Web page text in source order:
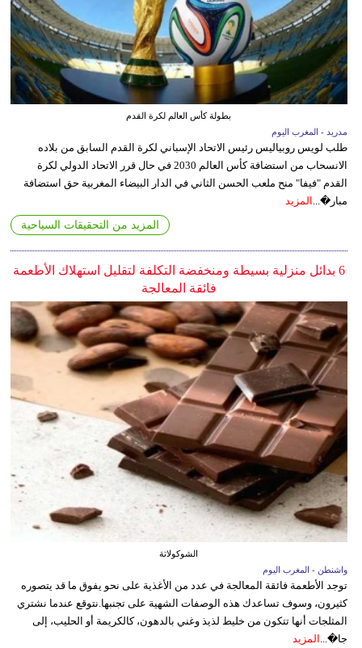
بطولة كأس العالم لكرة القدم
مدريد - المغرب اليوم
طلب لويس روبياليس رئيس الاتحاد الإسباني لكرة القدم السابق من بلاده
الانسحاب من استضافة كأس العالم 2030 في حال قرر الاتحاد الدولي لكرة
القدم "فيفا" منح ملعب الحسن الثاني في الدار البيضاء المغربية حق استضافة
مبار�... المزيد
المزيد من التحقيقات السياحية
6 بدائل منزلية بسيطة ومنخفضة التكلفة لتقليل استهلاك الأطعمة
فائقة المعالجة
الشوكولاتة
واشنطن - المغرب اليوم
توجد الأطعمة فائقة المعالجة في عدد من الأغذية على نحو يفوق ما قد يتصوره
كثيرون، وسوف تساعدك هذه الوصفات الشهية على تجنبها.نتوقع عندما نشتري
المثلجات أنها تتكون من خليط لذيذ وغني بالدهون، كالكريمة أو الحليب، إلى
جا�...
المزيد